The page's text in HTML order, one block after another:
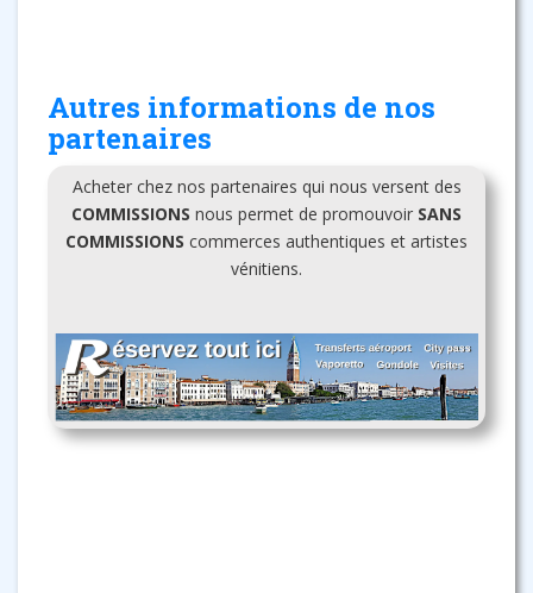
Autres informations de nos
partenaires
Acheter chez nos partenaires qui nous versent des
COMMISSIONS nous permet de promouvoir SANS
COMMISSIONS commerces authentiques et artistes
vénitiens.